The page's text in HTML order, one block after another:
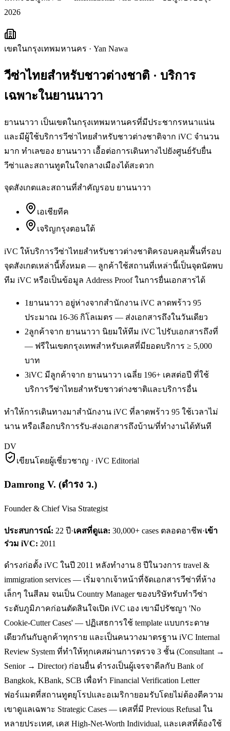
2026
เขตในกรุงเทพมหานคร · Yan Nawa
วีซ่าไทยสำหรับชาวต่างชาติ · บริการ
เฉพาะในยานนาวา
ยานนาวา เป็นเขตในกรุงเทพมหานครที่มีประชากรหนาแน่น
และมีผู้ใช้บริการวีซ่าไทยสำหรับชาวต่างชาติจาก iVC จำนวน
มาก ทำเลของ ยานนาวา เอื้อต่อการเดินทางไปยังศูนย์รับยื่น
วีซ่าและสถานทูตในใจกลางเมืองได้สะดวก
จุดสังเกตและสถานที่สำคัญรอบ ยานนาวา
เอเชียทีค
เจริญกรุงตอนใต้
iVC ให้บริการวีซ่าไทยสำหรับชาวต่างชาติครอบคลุมพื้นที่รอบ
จุดสังเกตเหล่านี้ทั้งหมด — ลูกค้าใช้สถานที่เหล่านี้เป็นจุดนัดพบ
ทีม iVC หรือเป็นข้อมูล Address Proof ในการยื่นเอกสารได้
1ยานนาวา อยู่ห่างจากสำนักงาน iVC ลาดพร้าว 95
ประมาณ 16-36 กิโลเมตร — ส่งเอกสารถึงในวันเดียว
2ลูกค้าจาก ยานนาวา นิยมให้ทีม iVC ไปรับเอกสารถึงที่
— ฟรีในเขตกรุงเทพสำหรับเคสที่มียอดบริการ ≥ 5,000
บาท
3iVC มีลูกค้าจาก ยานนาวา เฉลี่ย 196+ เคสต่อปี ที่ใช้
บริการวีซ่าไทยสำหรับชาวต่างชาติและบริการอื่น
ทำให้การเดินทางมาสำนักงาน iVC ที่ลาดพร้าว 95 ใช้เวลาไม่
นาน หรือเลือกบริการรับ-ส่งเอกสารถึงบ้าน/ที่ทำงานได้ทันที
DV
เขียนโดยผู้เชี่ยวชาญ · iVC Editorial
Damrong V. (ดำรง ว.)
Founder & Chief Visa Strategist
ประสบการณ์: 22 ปี·เคสที่ดูแล: 30,000+ cases ตลอดอาชีพ·เข้า
ร่วม iVC: 2011
ดำรงก่อตั้ง iVC ในปี 2011 หลังทำงาน 8 ปีในวงการ travel &
immigration services — เริ่มจากเจ้าหน้าที่จัดเอกสารวีซ่าที่ห้าง
เล็กๆ ในสีลม จนเป็น Country Manager ของบริษัทรับทำวีซ่า
ระดับภูมิภาคก่อนตัดสินใจเปิด iVC เอง เขามีปรัชญา 'No
Cookie-Cutter Cases' — ปฏิเสธการใช้ template แบบกระดาษ
เดียวกันกับลูกค้าทุกราย และเป็นคนวางมาตรฐาน iVC Internal
Review System ที่ทำให้ทุกเคสผ่านการตรวจ 3 ชั้น (Consultant →
Senior → Director) ก่อนยื่น ดำรงเป็นผู้เจรจาดีลกับ Bank of
Bangkok, KBank, SCB เพื่อทำ Financial Verification Letter
ฟอร์แมตที่สถานทูตยุโรปและอเมริกายอมรับโดยไม่ต้องตีความ
เขาดูแลเฉพาะ Strategic Cases — เคสที่มี Previous Refusal ใน
หลายประเทศ, เคส High-Net-Worth Individual, และเคสที่ต้องใช้